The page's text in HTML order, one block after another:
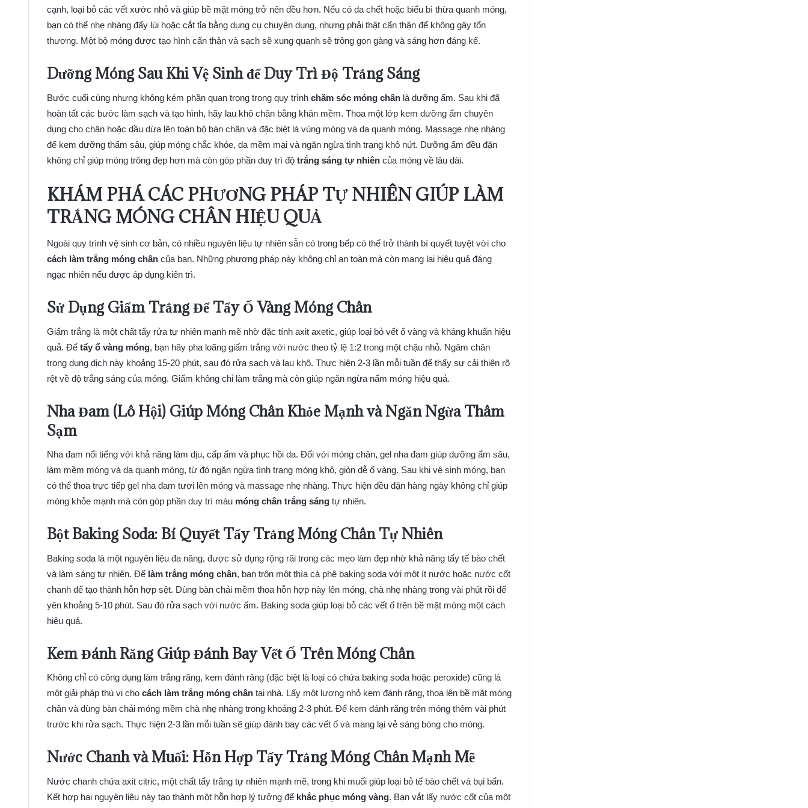
cạnh, loại bỏ các vết xước nhỏ và giúp bề mặt móng trở nên đều hơn. Nếu có da chết hoặc biểu bì thừa quanh móng,
bạn có thể nhẹ nhàng đẩy lùi hoặc cắt tỉa bằng dụng cụ chuyên dụng, nhưng phải thật cẩn thận để không gây tổn
thương. Một bộ móng được tạo hình cẩn thận và sạch sẽ xung quanh sẽ trông gọn gàng và sáng hơn đáng kể.
Dưỡng Móng Sau Khi Vệ Sinh để Duy Trì Độ Trắng Sáng
Bước cuối cùng nhưng không kém phần quan trọng trong quy trình chăm sóc móng chân là dưỡng ẩm. Sau khi đã
hoàn tất các bước làm sạch và tạo hình, hãy lau khô chân bằng khăn mềm. Thoa một lớp kem dưỡng ẩm chuyên
dụng cho chân hoặc dầu dừa lên toàn bộ bàn chân và đặc biệt là vùng móng và da quanh móng. Massage nhẹ nhàng
để kem dưỡng thấm sâu, giúp móng chắc khỏe, da mềm mại và ngăn ngừa tình trạng khô nứt. Dưỡng ẩm đều đặn
không chỉ giúp móng trông đẹp hơn mà còn góp phần duy trì độ trắng sáng tự nhiên của móng về lâu dài.
KHÁM PHÁ CÁC PHƯƠNG PHÁP TỰ NHIÊN GIÚP LÀM
TRẮNG MÓNG CHÂN HIỆU QUẢ
Ngoài quy trình vệ sinh cơ bản, có nhiều nguyên liệu tự nhiên sẵn có trong bếp có thể trở thành bí quyết tuyệt vời cho
cách làm trắng móng chân của bạn. Những phương pháp này không chỉ an toàn mà còn mang lại hiệu quả đáng
ngạc nhiên nếu được áp dụng kiên trì.
Sử Dụng Giấm Trắng Để Tẩy Ố Vàng Móng Chân
Giấm trắng là một chất tẩy rửa tự nhiên mạnh mẽ nhờ đặc tính axit axetic, giúp loại bỏ vết ố vàng và kháng khuẩn hiệu
quả. Để tẩy ố vàng móng, bạn hãy pha loãng giấm trắng với nước theo tỷ lệ 1:2 trong một chậu nhỏ. Ngâm chân
trong dung dịch này khoảng 15-20 phút, sau đó rửa sạch và lau khô. Thực hiện 2-3 lần mỗi tuần để thấy sự cải thiện rõ
rệt về độ trắng sáng của móng. Giấm không chỉ làm trắng mà còn giúp ngăn ngừa nấm móng hiệu quả.
Nha Đam (Lô Hội) Giúp Móng Chân Khỏe Mạnh và Ngăn Ngừa Thâm
Sạm
Nha đam nổi tiếng với khả năng làm dịu, cấp ẩm và phục hồi da. Đối với móng chân, gel nha đam giúp dưỡng ẩm sâu,
làm mềm móng và da quanh móng, từ đó ngăn ngừa tình trạng móng khô, giòn dễ ố vàng. Sau khi vệ sinh móng, bạn
có thể thoa trực tiếp gel nha đam tươi lên móng và massage nhẹ nhàng. Thực hiện đều đặn hàng ngày không chỉ giúp
móng khỏe mạnh mà còn góp phần duy trì màu móng chân trắng sáng tự nhiên.
Bột Baking Soda: Bí Quyết Tẩy Trắng Móng Chân Tự Nhiên
Baking soda là một nguyên liệu đa năng, được sử dụng rộng rãi trong các mẹo làm đẹp nhờ khả năng tẩy tế bào chết
và làm sáng tự nhiên. Để làm trắng móng chân, bạn trộn một thìa cà phê baking soda với một ít nước hoặc nước cốt
chanh để tạo thành hỗn hợp sệt. Dùng bàn chải mềm thoa hỗn hợp này lên móng, chà nhẹ nhàng trong vài phút rồi để
yên khoảng 5-10 phút. Sau đó rửa sạch với nước ấm. Baking soda giúp loại bỏ các vết ố trên bề mặt móng một cách
hiệu quả.
Kem Đánh Răng Giúp Đánh Bay Vết Ố Trên Móng Chân
Không chỉ có công dụng làm trắng răng, kem đánh răng (đặc biệt là loại có chứa baking soda hoặc peroxide) cũng là
một giải pháp thú vị cho cách làm trắng móng chân tại nhà. Lấy một lượng nhỏ kem đánh răng, thoa lên bề mặt móng
chân và dùng bàn chải móng mềm chà nhẹ nhàng trong khoảng 2-3 phút. Để kem đánh răng trên móng thêm vài phút
trước khi rửa sạch. Thực hiện 2-3 lần mỗi tuần sẽ giúp đánh bay các vết ố và mang lại vẻ sáng bóng cho móng.
Nước Chanh và Muối: Hỗn Hợp Tẩy Trắng Móng Chân Mạnh Mẽ
Nước chanh chứa axit citric, một chất tẩy trắng tự nhiên mạnh mẽ, trong khi muối giúp loại bỏ tế bào chết và bụi bẩn.
Kết hợp hai nguyên liệu này tạo thành một hỗn hợp lý tưởng để khắc phục móng vàng. Bạn vắt lấy nước cốt của một